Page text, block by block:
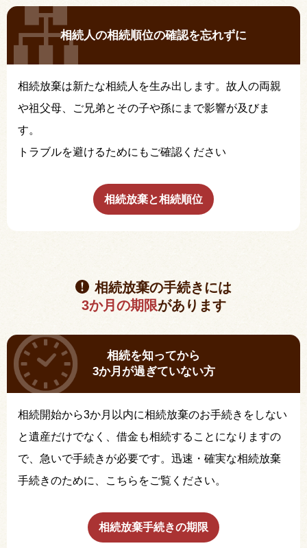
相続人の相続順位の確認を忘れずに
相続放棄は新たな相続人を生み出します。故人の両親
や祖父母、ご兄弟とその子や孫にまで影響が及びま
す。
トラブルを避けるためにもご確認ください
相続放棄と相続順位
相続放棄の手続きには
3か月の期限があります
相続を知ってから
3か月が過ぎていない方
相続開始から3か月以内に相続放棄のお手続きをしない
と遺産だけでなく、借金も相続することになりますの
で、急いで手続きが必要です。迅速・確実な相続放棄
手続きのために、こちらをご覧ください。
相続放棄手続きの期限